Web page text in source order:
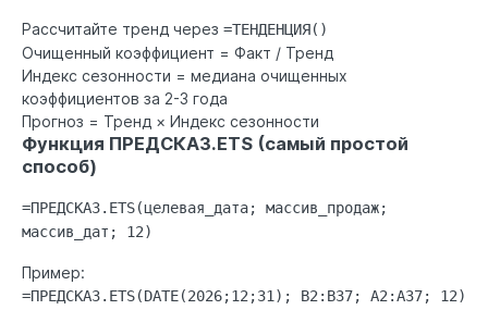
Рассчитайте тренд через =ТЕНДЕНЦИЯ()
Очищенный коэффициент = Факт / Тренд
Индекс сезонности = медиана очищенных
коэффициентов за 2-3 года
Прогноз = Тренд × Индекс сезонности
Функция ПРЕДСКАЗ.ETS (самый простой
способ)
=ПРЕДСКАЗ.ETS(целевая_дата; массив_продаж;
массив_дат; 12)
Пример:
=ПРЕДСКАЗ.ETS(DATE(2026;12;31); B2:B37; A2:A37; 12)